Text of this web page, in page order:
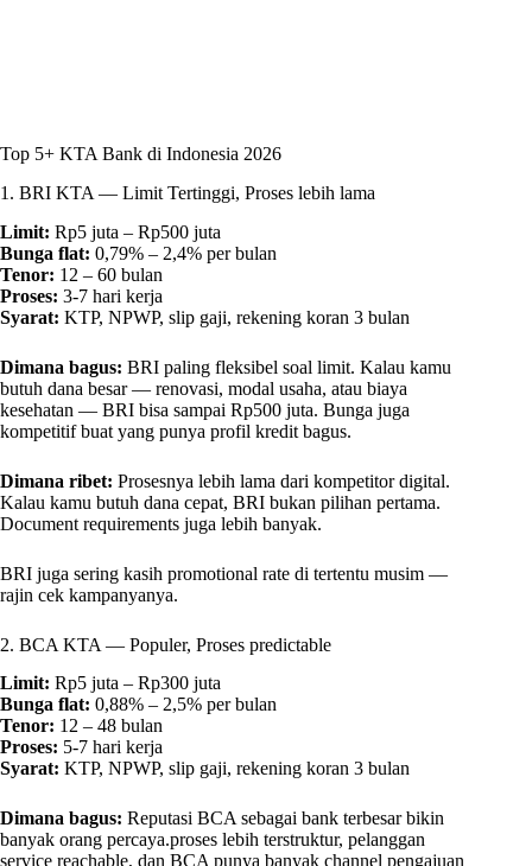
Top 5+ KTA Bank di Indonesia 2026
1. BRI KTA — Limit Tertinggi, Proses lebih lama
Limit: Rp5 juta – Rp500 juta
Bunga flat: 0,79% – 2,4% per bulan
Tenor: 12 – 60 bulan
Proses: 3-7 hari kerja
Syarat: KTP, NPWP, slip gaji, rekening koran 3 bulan
Dimana bagus: BRI paling fleksibel soal limit. Kalau kamu
butuh dana besar — renovasi, modal usaha, atau biaya
kesehatan — BRI bisa sampai Rp500 juta. Bunga juga
kompetitif buat yang punya profil kredit bagus.
Dimana ribet: Prosesnya lebih lama dari kompetitor digital.
Kalau kamu butuh dana cepat, BRI bukan pilihan pertama.
Document requirements juga lebih banyak.
BRI juga sering kasih promotional rate di tertentu musim —
rajin cek kampanyanya.
2. BCA KTA — Populer, Proses predictable
Limit: Rp5 juta – Rp300 juta
Bunga flat: 0,88% – 2,5% per bulan
Tenor: 12 – 48 bulan
Proses: 5-7 hari kerja
Syarat: KTP, NPWP, slip gaji, rekening koran 3 bulan
Dimana bagus: Reputasi BCA sebagai bank terbesar bikin
banyak orang percaya.proses lebih terstruktur, pelanggan
service reachable, dan BCA punya banyak channel pengajuan